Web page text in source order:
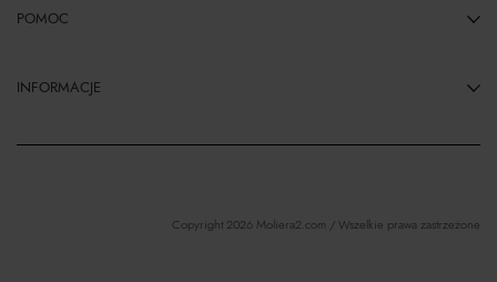
POMOC
INFORMACJE
Copyright 2026 Moliera2.com / Wszelkie prawa zastrzeżone